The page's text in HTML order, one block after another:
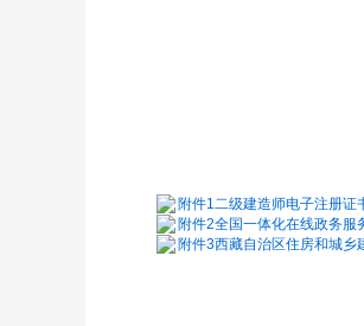
附件1二级建造师电子注册证
附件2全国一体化在线政务服
附件3西藏自治区住房和城